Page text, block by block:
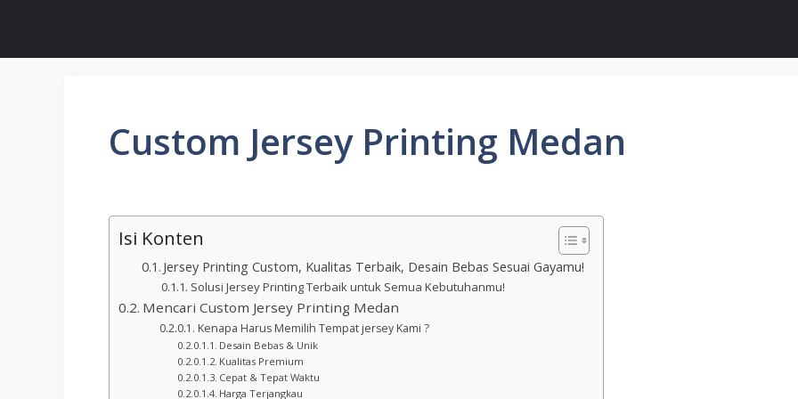
Custom Jersey Printing Medan
Isi Konten
Jersey Printing Custom, Kualitas Terbaik, Desain Bebas Sesuai Gayamu!
Solusi Jersey Printing Terbaik untuk Semua Kebutuhanmu!
Mencari Custom Jersey Printing Medan
Kenapa Harus Memilih Tempat jersey Kami ?
Desain Bebas & Unik
Kualitas Premium
Cepat & Tepat Waktu
Harga Terjangkau